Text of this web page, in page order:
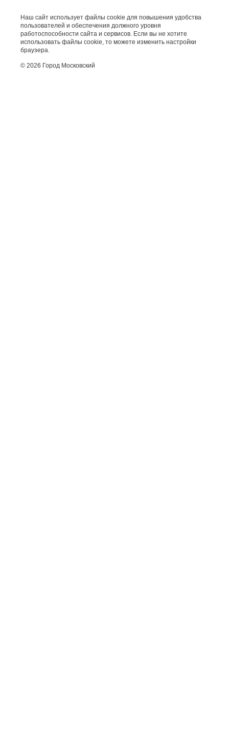
Наш сайт использует файлы cookie для повышения удобства
пользователей и обеспечения должного уровня
работоспособности сайта и сервисов. Если вы не хотите
использовать файлы cookie, то можете изменить настройки
браузера.
© 2026 Город Московский